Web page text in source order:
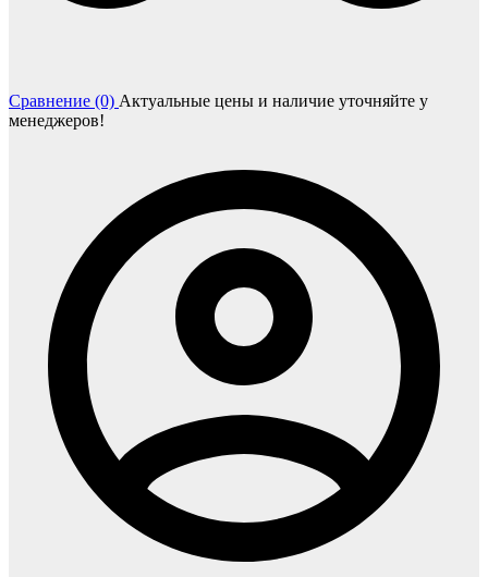
Сравнение (0) Актуальные цены и наличие уточняйте у
менеджеров!